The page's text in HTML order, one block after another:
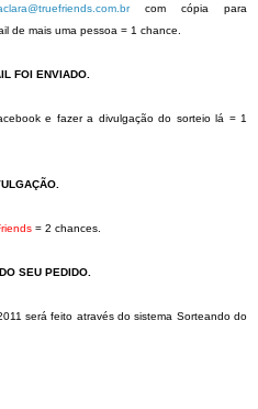
com cópia para
de mais uma pessoa = 1 chance.
FOI ENVIADO.
e fazer a divulgação do sorteio lá = 1
= 2 chances.
SEU PEDIDO.
será feito através do sistema Sorteando do